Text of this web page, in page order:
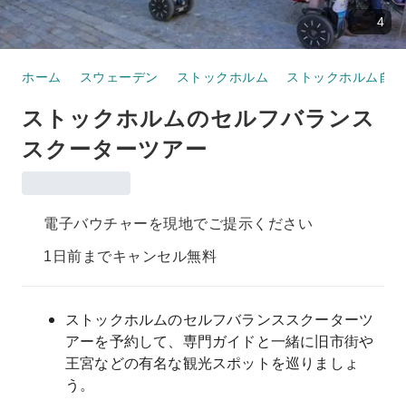
4
ホーム スウェーデン ストックホルム ストックホルム自
ストックホルムのセルフバランス
スクーターツアー
電子バウチャーを現地でご提示ください
1日前までキャンセル無料
ストックホルムのセルフバランススクーターツ
アーを予約して、専門ガイドと一緒に旧市街や
王宮などの有名な観光スポットを巡りましょ
う。